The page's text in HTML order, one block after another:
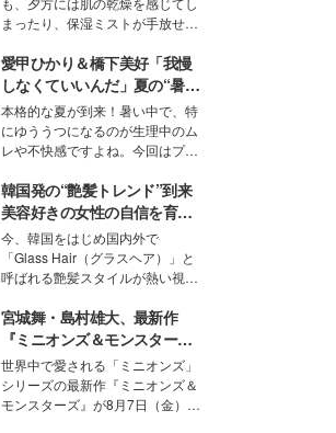
気と自信を与え続けている。
の常識を変える予感
まったり、保湿ミストが手放せな
な美容の常識を大きく変える可能
性を秘めた、革新的な「Water
Capturing Skin（ウォーターキャ
プチャリングスキン：捕水肌）」
技術を、花王が構築した。
愛甲ひかり＆橋下美好「我慢
しなくていいんだ」夏の“暑さ
対策”の新しい選択肢とは？
本格的な夏が到来！暑い中で、特
にゆううつになるのが生理中のム
レや不快感ですよね。今回はプラ
モデル・愛甲ひかりさんと橋下美
好さんを迎えて本音で女子会トー
ク。猛暑のお出かけを快適に過ご
すヒントや、2人が感動した夏の
生理の新常識にも迫りました。
韓国発の“艶髪トレンド”到来
美容好きの女性の自信を育む
「ヘアケア事情」って？
今、韓国をはじめ国内外で
「Glass Hair（グラスヘア）」と
呼ばれる艶髪スタイルが熱い視線
ションの完成度を高めるベースと
して、“髪そのものの美しさ”に改
めて注目する人が増えている様
子。今回は、そんな憧れの艶やか
な髪を日常で叶える、美容好きの
女性たちのヘアケア事情を紹介し
宮城舞・島村雄大、最新作
『ミニオンズ＆モンスター
ズ』の魅力熱弁 ハチャメチャ
だけじゃない“友情と絆”に感
動
世界中で愛される「ミニオンズ」
シリーズの最新作『ミニオンズ＆
モンスターズ』が8月7日（金）に